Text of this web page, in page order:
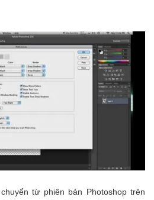
từ phiên bản Photoshop trên